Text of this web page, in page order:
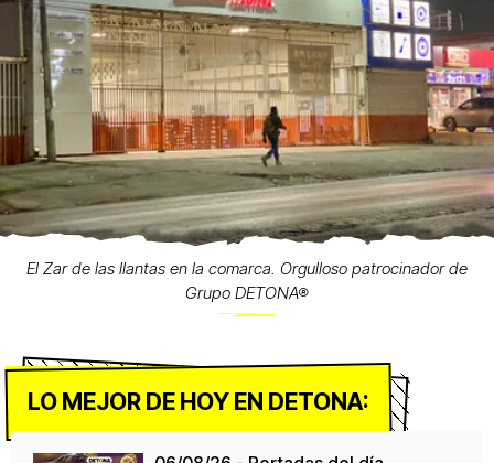
El Zar de las llantas en la comarca. Orgulloso patrocinador de
Grupo DETONA®
LO MEJOR DE HOY EN DETONA: